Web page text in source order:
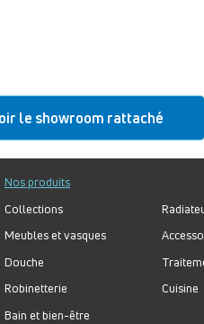
le showroom rattaché
Nos produits
Collections
Meubles et vasques
Douche
Robinetterie
Bain et bien-être
Cuisine